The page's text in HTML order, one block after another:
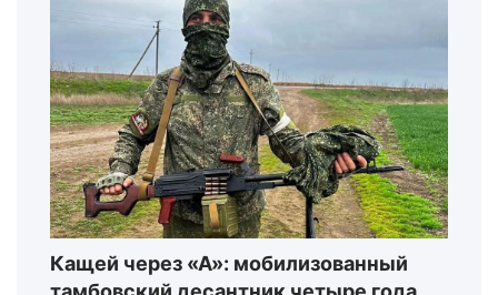
Кащей через «А»: мобилизованный